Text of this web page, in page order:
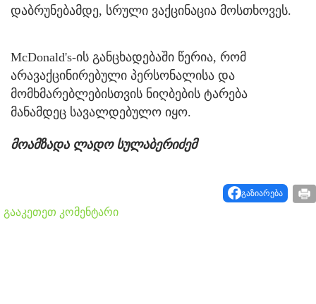
დაბრუნებამდე, სრული ვაქცინაცია მოსთხოვეს.
McDonald's-ის განცხადებაში წერია, რომ
არავაქცინირებული პერსონალისა და
მომხმარებლებისთვის ნიღბების ტარება
მანამდეც სავალდებულო იყო.
მოამზადა ლადო სულაბერიძემ
გაზიარება
გააკეთეთ კომენტარი